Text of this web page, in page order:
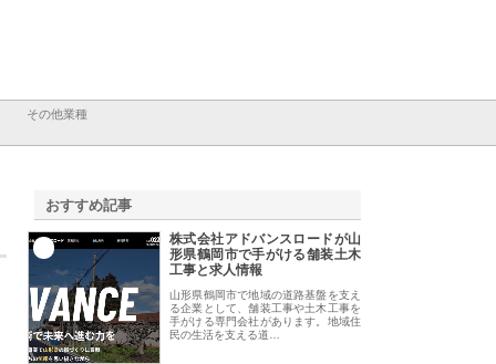
その他業種
おすすめ記事
株式会社アドバンスロードが山
形県鶴岡市で手がける舗装土木
工事と求人情報
山形県鶴岡市で地域の道路基盤を支え
る企業として、舗装工事や土木工事を
手がける専門会社があります。地域住
民の生活を支える道…